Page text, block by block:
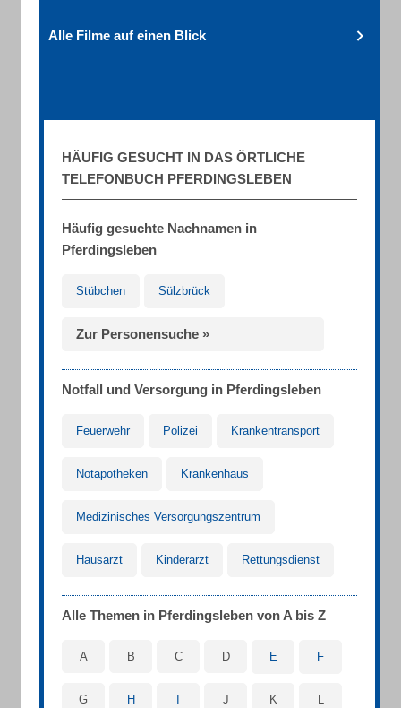
Alle Filme auf einen Blick
HÄUFIG GESUCHT IN DAS ÖRTLICHE
TELEFONBUCH PFERDINGSLEBEN
Häufig gesuchte Nachnamen in
Pferdingsleben
Stübchen Sülzbrück
Zur Personensuche »
Notfall und Versorgung in Pferdingsleben
Feuerwehr Polizei Krankentransport
Notapotheken Krankenhaus
Medizinisches Versorgungszentrum
Hausarzt Kinderarzt Rettungsdienst
Alle Themen in Pferdingsleben von A bis Z
A B C D E F
G H J K L